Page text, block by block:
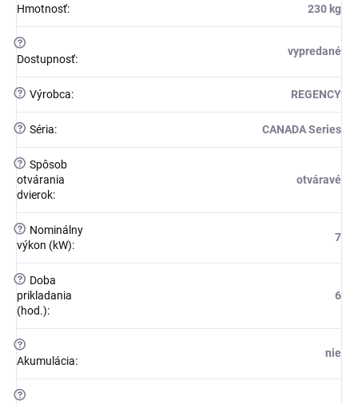
Hmotnosť: 230 kg
?
Dostupnosť:
vypredané
? Výrobca: REGENCY
? Séria: CANADA Series
? Spôsob
otvárania
dvierok:
otváravé
?
Nominálny
výkon (kW):
7
?
Doba
prikladania
(hod.):
6
?
Akumulácia:
nie
?